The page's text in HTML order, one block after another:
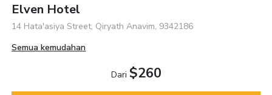
Elven Hotel
14 Hata'asiya Street, Qiryath Anavim, 9342186
Semua kemudahan
Dari $260